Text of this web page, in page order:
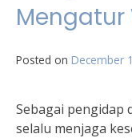
Posted on December
Sebagai pengidap
selalu menjaga